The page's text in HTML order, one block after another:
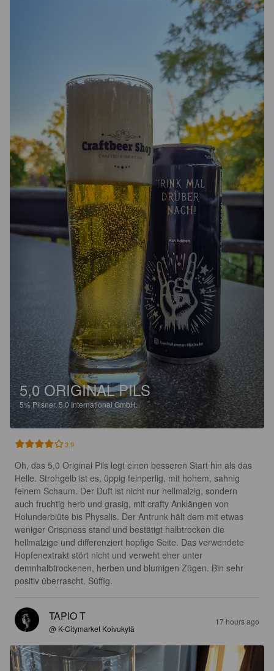
5,0 ORIGINAL PILS
5%Pilsner.5,0 International GmbH.
3.9
Oh, das 5,0 Original Pils legt einen besseren Start hin als das
Helle. Strohgelb ist es, üppig feinperlig, mit hohem, sahnig
feinem Schaum. Der Duft ist nicht nur hellmalzig, sondern
auch fruchtig herb und grasig, mit crafty Anklängen von
Holunderblüte bis Physalis. Der Antrunk hält dem mit etwas
weniger Crispness stand und bestätigt halbtrocken die
hellmalzige und differenziert hopfige Seite. Das verwendete
Hopfenextrakt stört nicht und verweht eher unter
demnhalbtrockenen, herben und blumigen Zügen. Bin sehr
positiv überrascht. Süffig.
TAPIO T
@ K-Citymarket Koivukylä
17 hours ago